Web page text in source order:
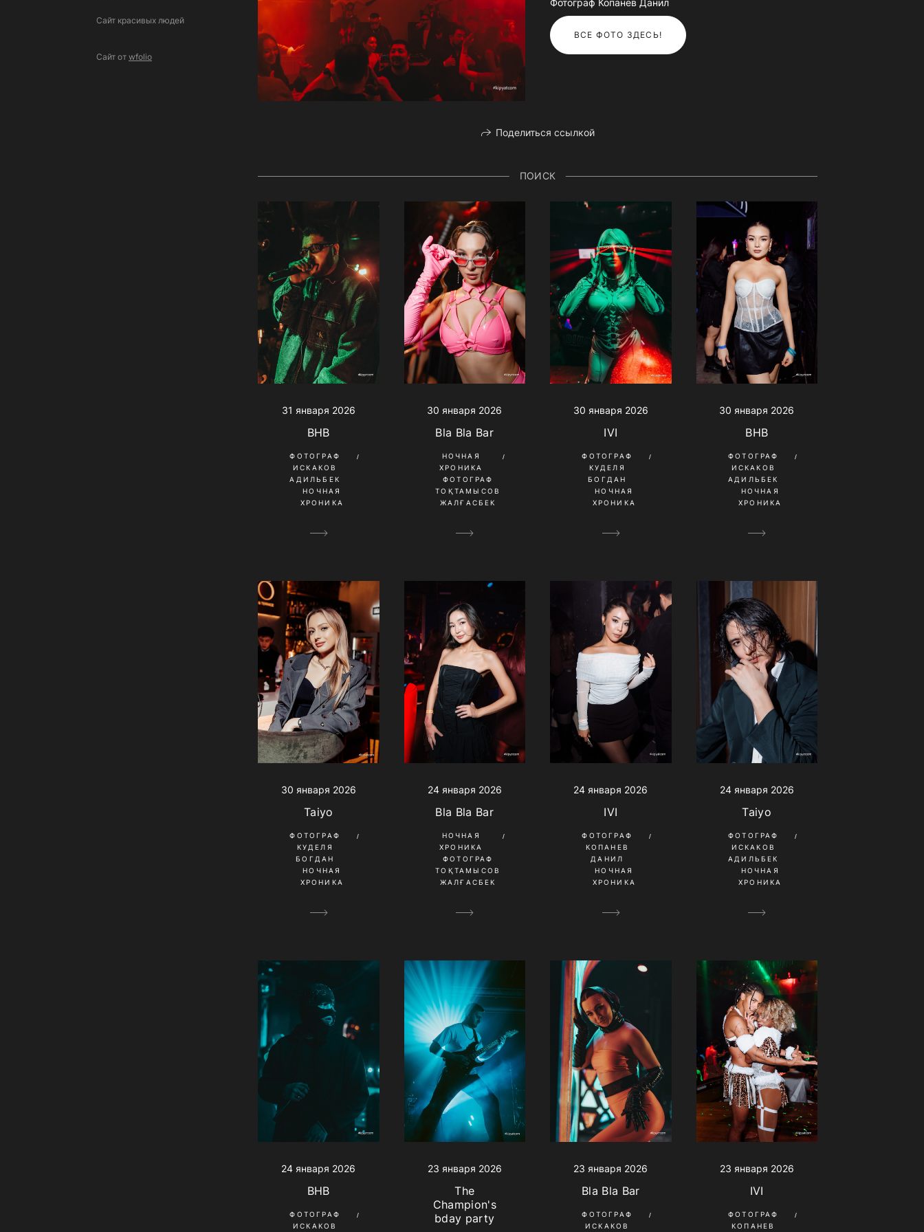
Сайт красивых людей
Сайт от wfolio
ВСЕ ФОТО ЗДЕСЬ!
Поделиться ссылкой
ПОИСК
31 января 2026
BHB
ФОТОГРАФ
ИСКАКОВ
АДИЛЬБЕК
НОЧНАЯ
ХРОНИКА
30 января 2026
Bla Bla Bar
НОЧНАЯ
ХРОНИКА
ФОТОГРАФ
ТОҚТАМЫСОВ
ЖАЛҒАСБЕК
30 января 2026
IVI
ФОТОГРАФ
КУДЕЛЯ
БОГДАН
НОЧНАЯ
ХРОНИКА
30 января 2026
BHB
ФОТОГРАФ
ИСКАКОВ
АДИЛЬБЕК
НОЧНАЯ
ХРОНИКА
30 января 2026
Taiyo
ФОТОГРАФ
КУДЕЛЯ
БОГДАН
НОЧНАЯ
ХРОНИКА
24 января 2026
Bla Bla Bar
НОЧНАЯ
ХРОНИКА
ФОТОГРАФ
ТОҚТАМЫСОВ
ЖАЛҒАСБЕК
24 января 2026
IVI
ФОТОГРАФ
КОПАНЕВ
ДАНИЛ
НОЧНАЯ
ХРОНИКА
24 января 2026
Taiyo
ФОТОГРАФ
ИСКАКОВ
АДИЛЬБЕК
НОЧНАЯ
ХРОНИКА
24 января 2026
BHB
ФОТОГРАФ
ИСКАКОВ
23 января 2026
The
Champion's
bday party
23 января 2026
Bla Bla Bar
ФОТОГРАФ
ИСКАКОВ
23 января 2026
IVI
ФОТОГРАФ
КОПАНЕВ